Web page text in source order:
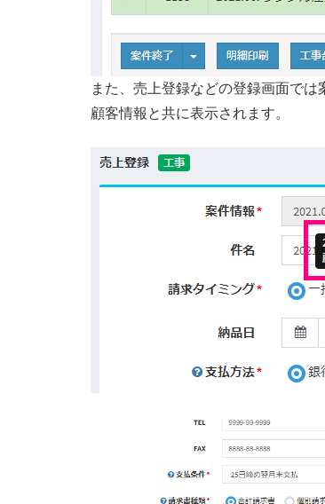
また、売上登録などの登録画面で
顧客情報と共に表示されます。